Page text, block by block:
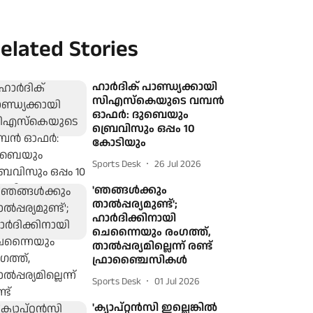
Stories
ഹാർദിക് പാണ്ഡ്യക്കായി
സിഎസ്‌കെയുടെ വമ്പൻ
ഓഫർ: ദുബെയും
ബ്രെവിസും ഒപ്പം 10
കോടിയും
Sports Desk 26 Jul 2026
'ഞങ്ങൾക്കും
താൽപ്പര്യമുണ്ട്';
ഹാർദിക്കിനായി
ചെന്നൈയും രംഗത്ത്,
താൽപ്പര്യമില്ലെന്ന് രണ്ട്
ഫ്രാഞ്ചൈസികൾ
Sports Desk 01 Jul 2026
'ക്യാപ്റ്റൻസി ഇല്ലെങ്കിൽ